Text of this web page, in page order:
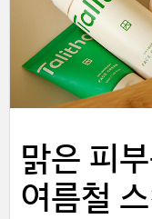
맑은 피
여름철